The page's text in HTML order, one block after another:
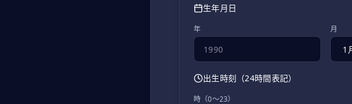
生年月日
年 月
出生時刻（24時間表記）
時（0〜23）